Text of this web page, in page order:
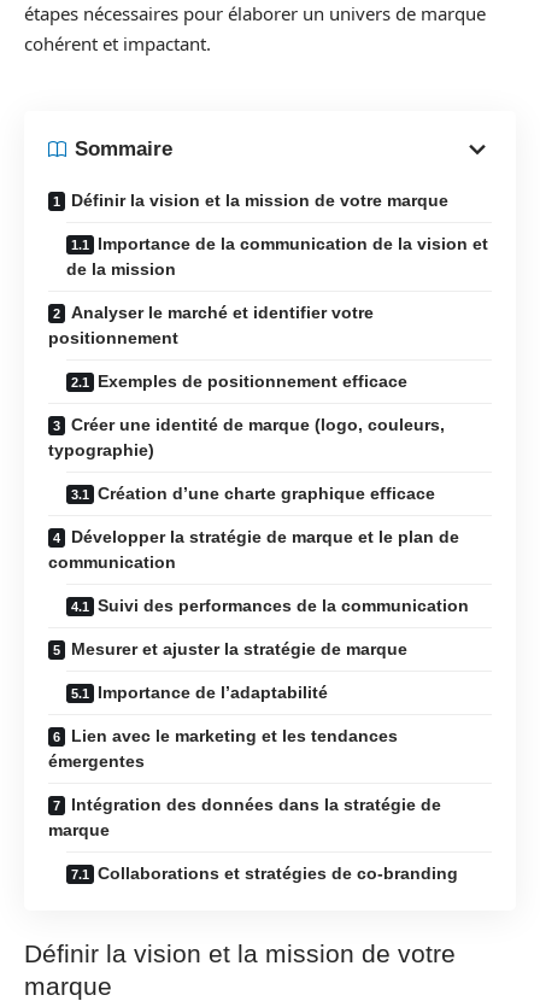
étapes nécessaires pour élaborer un univers de marque
cohérent et impactant.
Sommaire
Définir la vision et la mission de votre marque
Importance de la communication de la vision et
de la mission
Analyser le marché et identifier votre
positionnement
Exemples de positionnement efficace
Créer une identité de marque (logo, couleurs,
typographie)
Création d’une charte graphique efficace
Développer la stratégie de marque et le plan de
communication
Suivi des performances de la communication
Mesurer et ajuster la stratégie de marque
Importance de l’adaptabilité
Lien avec le marketing et les tendances
émergentes
Intégration des données dans la stratégie de
marque
Collaborations et stratégies de co-branding
Définir la vision et la mission de votre
marque